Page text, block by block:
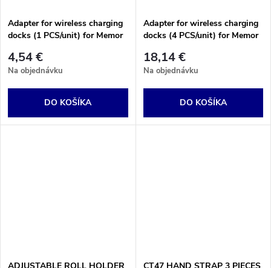
Adapter for wireless charging
docks (1 PCS/unit) for Memor
4,54 €
Na objednávku
DO KOŠÍKA
Adapter for wireless charging
docks (4 PCS/unit) for Memor
18,14 €
Na objednávku
DO KOŠÍKA